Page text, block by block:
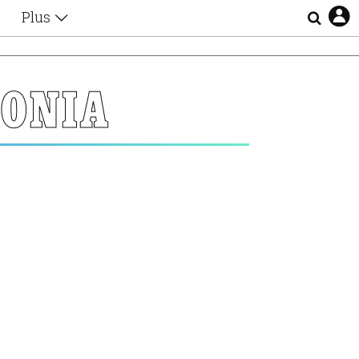
Plus
Αφιερώματα
Ζώδια